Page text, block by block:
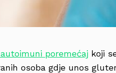
poremećaj koji
osoba gdje unos